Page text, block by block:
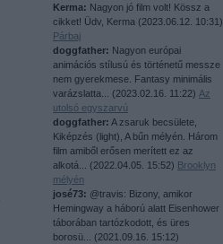
Kerma: Nagyon jó film volt! Kössz a
cikket! Üdv, Kerma (2023.06.12. 10:31)
Párbaj
doggfather: Nagyon európai
animációs stílusú és történetű messze
nem gyerekmese. Fantasy minimális
varázslatta... (2023.02.16. 11:22) Az
utolsó egyszarvú
doggfather: A zsaruk becsülete,
Kiképzés (light), A bűn mélyén. Három
film amiből erősen merített ez az
alkotá... (2022.04.05. 15:52) Brooklyn
mélyén
josé73: @travis: Bizony, amikor
Hemingway a háború alatt Eisenhower
táborában tartózkodott, és üres
borosü... (2021.09.16. 15:12)